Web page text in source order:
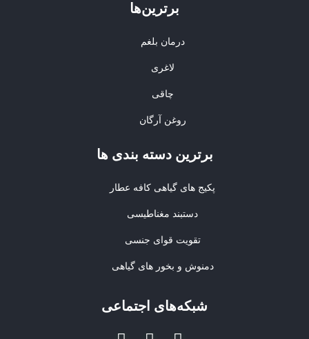
برترین‌ها
درمان بلغم
لاغری
چاقی
روغن آرگان
برترین‌ دسته بندی ها
پکیج های گیاهی کافه عطار
دستبند مغناطیسی
تقویت قوای جنسی
دمنوش و بخور های گیاهی
شبکه‌های اجتماعی